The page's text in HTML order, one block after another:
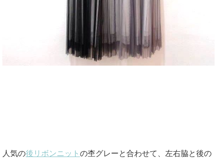
人気の後リボンニット の杢グレーと合わせて、左右脇と後の